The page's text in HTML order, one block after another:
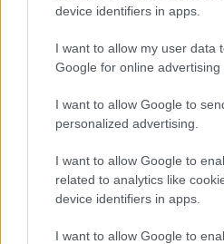
device identifiers in apps.
I want to allow my user data
Google for online advertising
I want to allow Google to
personalized advertising.
I want to allow Google to
related to analytics like
device identifiers in apps.
I want to allow Google to
και το